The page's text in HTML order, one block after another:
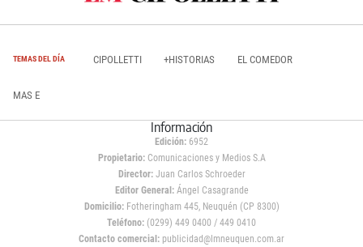
TEMAS DEL DÍA CIPOLLETTI +HISTORIAS EL COMEDOR
MAS E
Información
Edición: 6952
Propietario:Comunicaciones y Medios S.A
Director: Juan Carlos Schroeder
Editor General:Ángel Casagrande
Domicilio:Fotheringham 445, Neuquén (CP 8300)
Teléfono: (0299) 449 0400 / 449 0410
Contacto comercial: publicidad@lmneuquen.com.ar